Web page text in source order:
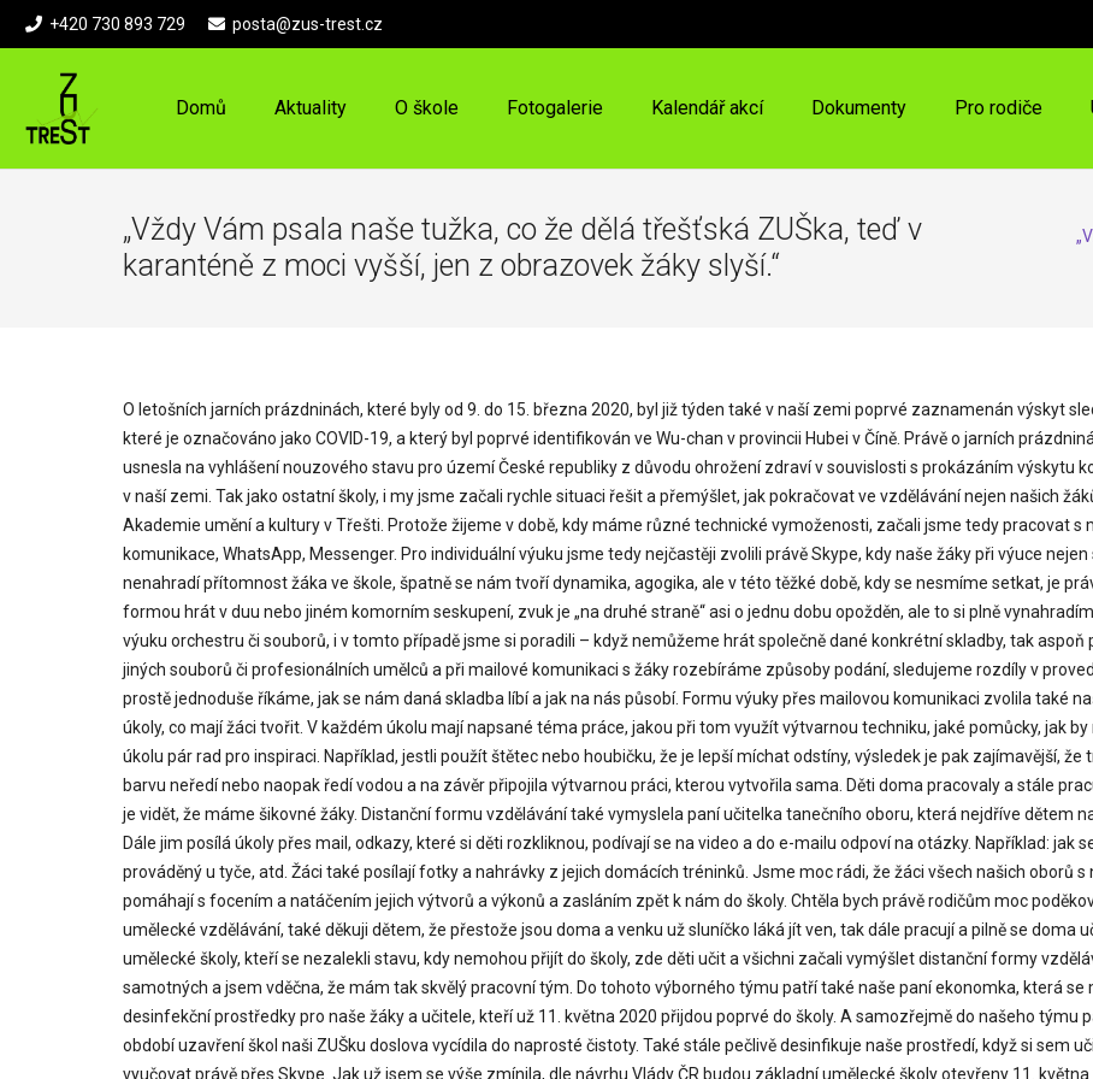
+420 730 893 729 posta@zus-trest.cz
Domů Aktuality O škole Fotogalerie Kalendář akcí Dokumenty Pro rodiče
„Vždy Vám psala naše tužka, co že dělá třešťská ZUŠka, teď v
karanténě z moci vyšší, jen z obrazovek žáky slyší.“
O letošních jarních prázdninách, které byly od 9. do 15. března 2020, byl již týden také v naší zemi poprvé zaznamenán výskyt
které je označováno jako COVID-19, a který byl poprvé identifikován ve Wu-chan v provincii Hubei v Číně. Právě o jarních
usnesla na vyhlášení nouzového stavu pro území České republiky z důvodu ohrožení zdraví v souvislosti s prokázáním výskytu
v naší zemi. Tak jako ostatní školy, i my jsme začali rychle situaci řešit a přemýšlet, jak pokračovat ve vzdělávání nejen našich
Akademie umění a kultury v Třešti. Protože žijeme v době, kdy máme různé technické vymoženosti, začali jsme tedy pracovat s
komunikace, WhatsApp, Messenger. Pro individuální výuku jsme tedy nejčastěji zvolili právě Skype, kdy naše žáky při výuce
nenahradí přítomnost žáka ve škole, špatně se nám tvoří dynamika, agogika, ale v této těžké době, kdy se nesmíme setkat, je
formou hrát v duu nebo jiném komorním seskupení, zvuk je „na druhé straně“ asi o jednu dobu opožděn, ale to si plně
výuku orchestru či souborů, i v tomto případě jsme si poradili – když nemůžeme hrát společně dané konkrétní skladby, tak
jiných souborů či profesionálních umělců a při mailové komunikaci s žáky rozebíráme způsoby podání, sledujeme rozdíly v
prostě jednoduše říkáme, jak se nám daná skladba líbí a jak na nás působí. Formu výuky přes mailovou komunikaci zvolila také
úkoly, co mají žáci tvořit. V každém úkolu mají napsané téma práce, jakou při tom využít výtvarnou techniku, jaké pomůcky, jak
úkolu pár rad pro inspiraci. Například, jestli použít štětec nebo houbičku, že je lepší míchat odstíny, výsledek je pak zajímavější,
barvu neředí nebo naopak ředí vodou a na závěr připojila výtvarnou práci, kterou vytvořila sama. Děti doma pracovaly a stále
je vidět, že máme šikovné žáky. Distanční formu vzdělávání také vymyslela paní učitelka tanečního oboru, která nejdříve dětem
Dále jim posílá úkoly přes mail, odkazy, které si děti rozkliknou, podívají se na video a do e-mailu odpoví na otázky. Například: jak
prováděný u tyče, atd. Žáci také posílají fotky a nahrávky z jejich domácích tréninků. Jsme moc rádi, že žáci všech našich oborů
pomáhají s focením a natáčením jejich výtvorů a výkonů a zasláním zpět k nám do školy. Chtěla bych právě rodičům moc
umělecké vzdělávání, také děkuji dětem, že přestože jsou doma a venku už sluníčko láká jít ven, tak dále pracují a pilně se doma
umělecké školy, kteří se nezalekli stavu, kdy nemohou přijít do školy, zde děti učit a všichni začali vymýšlet distanční formy
samotných a jsem vděčna, že mám tak skvělý pracovní tým. Do tohoto výborného týmu patří také naše paní ekonomka, která
desinfekční prostředky pro naše žáky a učitele, kteří už 11. května 2020 přijdou poprvé do školy. A samozřejmě do našeho týmu
období uzavření škol naši ZUŠku doslova vycídila do naprosté čistoty. Také stále pečlivě desinfikuje naše prostředí, když si sem
vyučovat právě přes Skype. Jak už jsem se výše zmínila, dle návrhu Vlády ČR budou základní umělecké školy otevřeny 11.